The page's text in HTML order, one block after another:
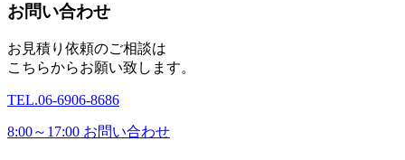
お問い合わせ
お見積り依頼のご相談は
こちらからお願い致します。
TEL.06-6906-8686
8:00～17:00 お問い合わせ